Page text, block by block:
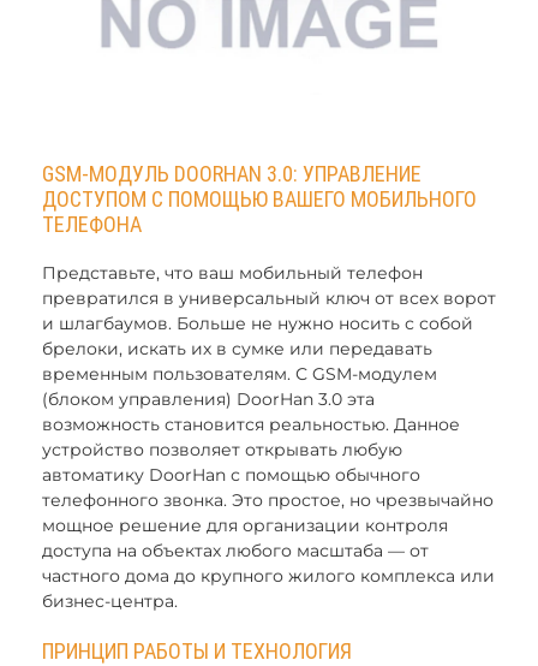
GSM-МОДУЛЬ DOORHAN 3.0: УПРАВЛЕНИЕ
ДОСТУПОМ С ПОМОЩЬЮ ВАШЕГО МОБИЛЬНОГО
ТЕЛЕФОНА
Представьте, что ваш мобильный телефон
превратился в универсальный ключ от всех ворот
и шлагбаумов. Больше не нужно носить с собой
брелоки, искать их в сумке или передавать
временным пользователям. С GSM-модулем
(блоком управления) DoorHan 3.0 эта
возможность становится реальностью. Данное
устройство позволяет открывать любую
автоматику DoorHan с помощью обычного
телефонного звонка. Это простое, но чрезвычайно
мощное решение для организации контроля
доступа на объектах любого масштаба — от
частного дома до крупного жилого комплекса или
бизнес-центра.
ПРИНЦИП РАБОТЫ И ТЕХНОЛОГИЯ